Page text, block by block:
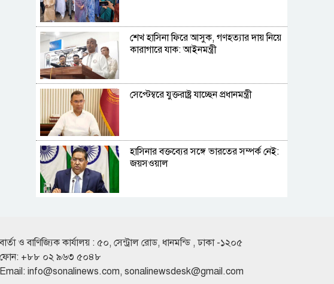
শেখ হাসিনা ফিরে আসুক, গণহত্যার দায় নিয়ে
কারাগারে যাক: আইনমন্ত্রী
সেপ্টেম্বরে যুক্তরাষ্ট্র যাচ্ছেন প্রধানমন্ত্রী
হাসিনার বক্তব্যের সঙ্গে ভারতের সম্পর্ক নেই:
জয়সওয়াল
‘কিসের হাসিনা’, মাঝেমধ্যে আওয়াজ-
টাওয়াজ শোনা যায়: স্বরাষ্ট্রমন্ত্রী
বার্তা ও বাণিজ্যিক কার্যালয় : ৫০, সেন্ট্রাল রোড, ধানমন্ডি , ঢাকা -১২০৫
ফোন: +৮৮ ০২ ৯৬৩ ৫০৪৮
Email: info@sonalinews.com, sonalinewsdesk@gmail.com